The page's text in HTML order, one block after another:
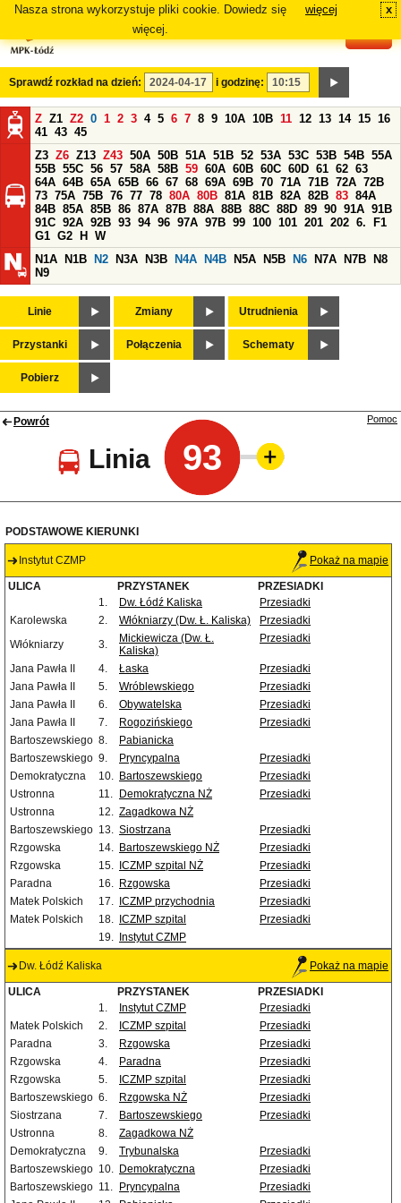
Nasza strona wykorzystuje pliki cookie. Dowiedz się
więcej.
więcej x
Sprawdź rozkład na dzień: i godzinę:
Z Z1 Z2 0 1 2 3 4 5 6 7 8 9 10A 10B 11 12 13 14 15 16
41 43 45
Z3 Z6 Z13 Z43 50A 50B 51A 51B 52 53A 53C 53B 54B 55A
55B 55C 56 57 58A 58B 59 60A 60B 60C 60D 61 62 63
64A 64B 65A 65B 66 67 68 69A 69B 70 71A 71B 72A 72B
73 75A 75B 76 77 78 80A 80B 81A 81B 82A 82B 83 84A
84B 85A 85B 86 87A 87B 88A 88B 88C 88D 89 90 91A 91B
91C 92A 92B 93 94 96 97A 97B 99 100 101 201 202 6.
F1
G1 G2 H
W
N1A
N1B N2 N3A N3B N4A N4B N5A N5B N6 N7A N7B
N8
N9
Linie Zmiany Utrudnienia
Przystanki Połączenia Schematy
Pobierz
Powrót
Linia 93
Pomoc
PODSTAWOWE KIERUNKI
Instytut CZMP Pokaż na mapie
ULICA PRZYSTANEK
PRZESIADKI
1.
Dw. Łódź Kaliska
Przesiadki
Karolewska
2. Włókniarzy (Dw. Ł. Kaliska)
Przesiadki
Włókniarzy
3.
Mickiewicza (Dw. Ł.
Kaliska)
Przesiadki
Jana Pawła II 4. Łaska
Przesiadki
Jana Pawła II
5. Wróblewskiego
Przesiadki
Jana Pawła II
6. Obywatelska
Przesiadki
Jana Pawła II
7. Rogozińskiego
Przesiadki
Bartoszewskiego 8.
Pabianicka
Bartoszewskiego 9. Pryncypalna
Przesiadki
Demokratyczna
10. Bartoszewskiego
Przesiadki
Ustronna
11. Demokratyczna NŻ
Przesiadki
Ustronna
12. Zagadkowa NŻ
Bartoszewskiego 13. Siostrzana
Przesiadki
Rzgowska
14. Bartoszewskiego NŻ
Przesiadki
Rzgowska
15. ICZMP szpital NŻ
Przesiadki
Paradna
16. Rzgowska
Przesiadki
Matek Polskich
17. ICZMP przychodnia
Przesiadki
Matek Polskich
18. ICZMP szpital
Przesiadki
19.
Instytut CZMP
Dw. Łódź Kaliska Pokaż na mapie
ULICA PRZYSTANEK
PRZESIADKI
1.
Instytut CZMP
Przesiadki
Matek Polskich
2. ICZMP szpital
Przesiadki
Paradna
3. Rzgowska
Przesiadki
Rzgowska
4. Paradna
Przesiadki
Rzgowska
5. ICZMP szpital
Przesiadki
Bartoszewskiego 6. Rzgowska NŻ
Przesiadki
Siostrzana
7. Bartoszewskiego
Przesiadki
Ustronna
8.
Zagadkowa NŻ
Demokratyczna
9. Trybunalska
Przesiadki
Bartoszewskiego 10. Demokratyczna
Przesiadki
Bartoszewskiego 11. Pryncypalna
Przesiadki